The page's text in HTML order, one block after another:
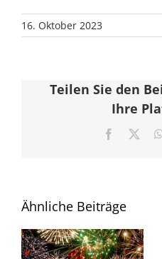
16. Oktober 2023
Teilen Sie den
Ihre
Facebook
Ähnliche Beiträge